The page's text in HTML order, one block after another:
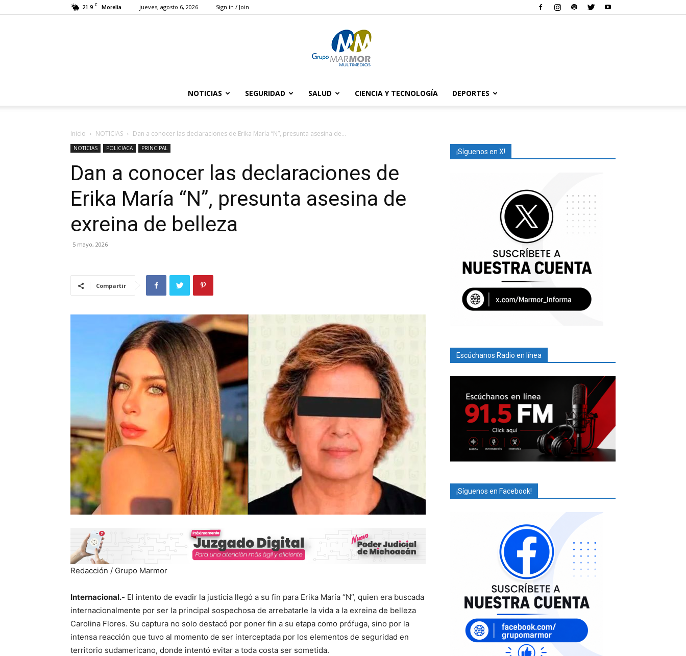
21.9 C Morelia jueves, agosto 6, 2026 Sign in / Join
Marmor
NOTICIAS SEGURIDAD SALUD CIENCIA Y TECNOLOGÍA DEPORTES
Inicio NOTICIAS Dan a conocer las declaraciones de Erika María “N”, presunta asesina de...
NOTICIAS POLICIACA PRINCIPAL
Dan a conocer las declaraciones de
Erika María “N”, presunta asesina de
exreina de belleza
5 mayo, 2026
Compartir
Redacción / Grupo Marmor
Internacional.- El intento de evadir la justicia llegó a su fin para Erika María “N”, quien era buscada
internacionalmente por ser la principal sospechosa de arrebatarle la vida a la exreina de belleza
Carolina Flores. Su captura no solo destacó por poner fin a su etapa como prófuga, sino por la
intensa reacción que tuvo al momento de ser interceptada por los elementos de seguridad en
territorio sudamericano, donde intentó evitar a toda costa ser sometida.
¡Síguenos en X!
Escúchanos Radio en línea
¡Síguenos en Facebook!